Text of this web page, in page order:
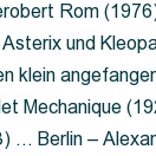
Rom
und
klein
Mechanique
… Berlin –